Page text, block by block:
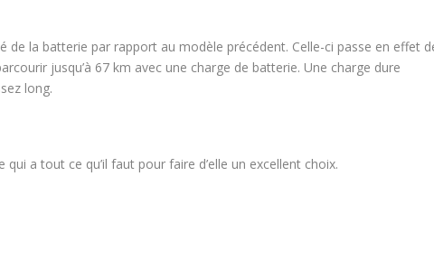
de la batterie par rapport au modèle précédent. Celle-ci passe en effet
jusqu’à 67 km avec une charge de batterie. Une charge dure
long.
a tout ce qu’il faut pour faire d’elle un excellent choix.